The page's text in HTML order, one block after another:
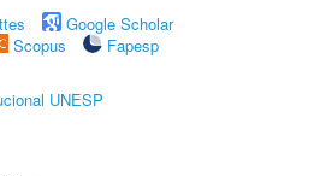
Google Scholar
Scopus
Fapesp
UNESP